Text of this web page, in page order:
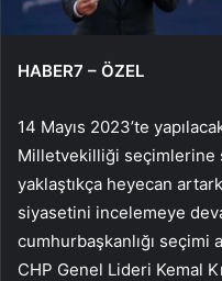
HABER7 – ÖZEL
14 Mayıs 2023’te
Milletvekilliği seçimlerine
yaklaştıkça heyecan
siyasetini incelemeye
cumhurbaşkanlığı seçimi
CHP Genel Lideri Kemal